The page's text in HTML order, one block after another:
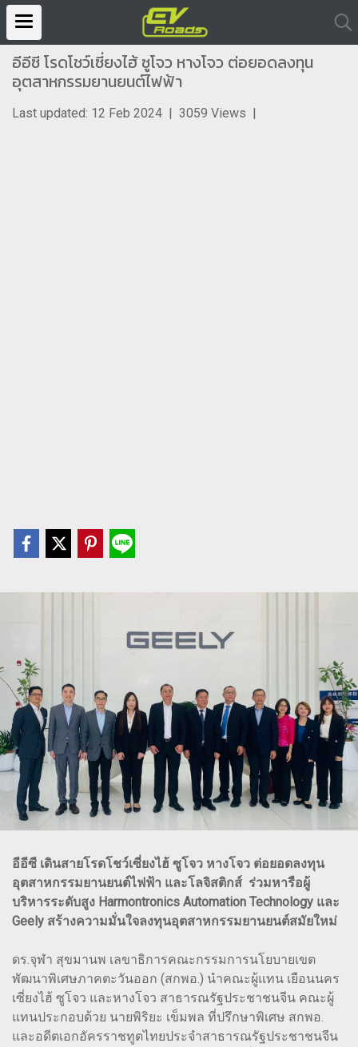
อีอีซี โรดโชว์เซี่ยงไฮ้ ซูโจว หางโจว ต่อยอดลงทุน
อุตสาหกรรมยานยนต์ไฟฟ้า
Last updated: 12 Feb 2024 | 3059 Views |
อีอีซี เดินสายโรดโชว์เซี่ยงไฮ้ ซูโจว หางโจว ต่อยอดลงทุน
อุตสาหกรรมยานยนต์ไฟฟ้า และโลจิสติกส์ ร่วมหารือผู้
บริหารระดับสูง Harmontronics Automation Technology และ
Geely สร้างความมั่นใจลงทุนอุตสาหกรรมยานยนต์สมัยใหม่
ดร.จุฬา สุขมานพ เลขาธิการคณะกรรมการนโยบายเขต
พัฒนาพิเศษภาคตะวันออก (สกพอ.) นำคณะผู้แทน เยือนนคร
เซี่ยงไฮ้ ซูโจว และหางโจว สาธารณรัฐประชาชนจีน คณะผู้
แทนประกอบด้วย นายพิริยะ เข็มพล ที่ปรึกษาพิเศษ สกพอ.
และอดีตเอกอัครราชทูตไทยประจำสาธารณรัฐประชาชนจีน